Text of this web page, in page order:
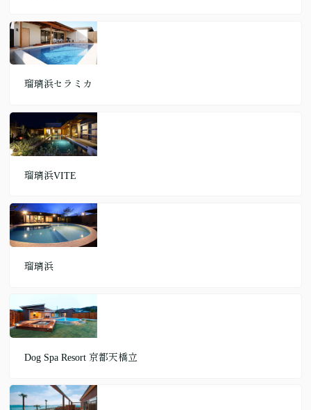
瑠璃浜セラミカ
瑠璃浜VITE
瑠璃浜
Dog Spa Resort 京都天橋立